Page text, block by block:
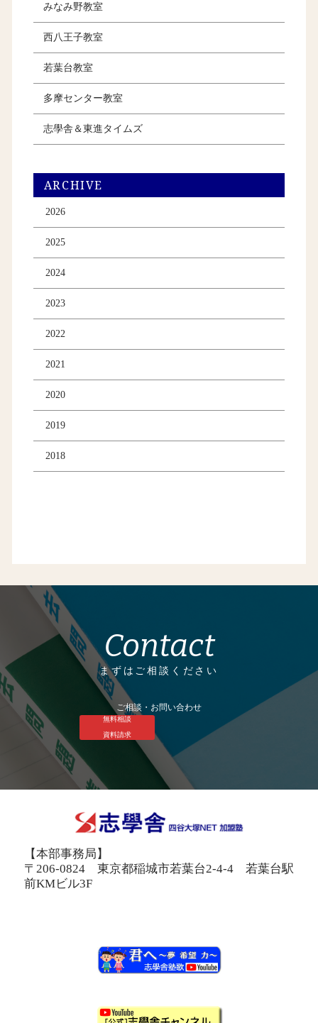
みなみ野教室
西八王子教室
若葉台教室
多摩センター教室
志學舎＆東進タイムズ
ARCHIVE
2026
2025
2024
2023
2022
2021
2020
2019
2018
Contact
まずはご相談ください
ご相談・お問い合わせ
無料相談
資料請求
【本部事務局】
〒206-0824 東京都稲城市若葉台2-4-4 若葉台駅
前KMビル3F